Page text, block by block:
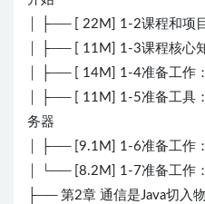
│ ├── [ 22M] 1-2课程和项
│ ├── [ 11M] 1-3课程核心
│ ├── [ 14M] 1-4准备工作
│ ├── [ 11M] 1-5准备工具
务器
│ ├── [9.1M] 1-6准备工作
│ └── [8.2M] 1-7准备工作
├── 第2章 通信是Java切入